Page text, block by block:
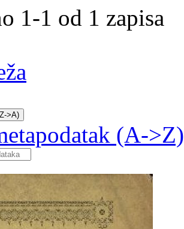
1-1 od 1 zapisa
>A)
(A->Z)